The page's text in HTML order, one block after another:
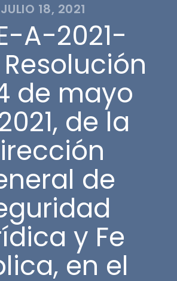
JULIO 18, 2021
A-2021-
Resolución
de mayo
de la
de
y Fe
en el